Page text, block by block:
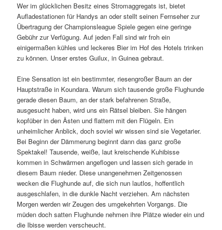
Wer im glücklichen Besitz eines Stromaggregats ist, bietet
Aufladestationen für Handys an oder stellt seinen Fernseher zur
Übertragung der Championsleague Spiele gegen eine geringe
Gebühr zur Verfügung. Auf jeden Fall sind wir froh ein
einigermaßen kühles und leckeres Bier im Hof des Hotels trinken
zu können. Unser erstes Guilux, in Guinea gebraut.
Eine Sensation ist ein bestimmter, riesengroßer Baum an der
Hauptstraße in Koundara. Warum sich tausende große Flughunde
gerade diesen Baum, an der stark befahrenen Straße,
ausgesucht haben, wird uns ein Rätsel bleiben. Sie hängen
kopfüber in den Ästen und flattern mit den Flügeln. Ein
unheimlicher Anblick, doch soviel wir wissen sind sie Vegetarier.
Bei Beginn der Dämmerung beginnt dann das ganz große
Spektakel! Tausende, weiße, laut kreischende Kuhibisse
kommen in Schwärmen angeflogen und lassen sich gerade in
diesem Baum nieder. Diese unangenehmen Zeitgenossen
wecken die Flughunde auf, die sich nun lautlos, hoffentlich
ausgeschlafen, in die dunkle Nacht verziehen. Am nächsten
Morgen werden wir Zeugen des umgekehrten Vorgangs. Die
müden doch satten Flughunde nehmen ihre Plätze wieder ein und
die Ibisse werden verscheucht.